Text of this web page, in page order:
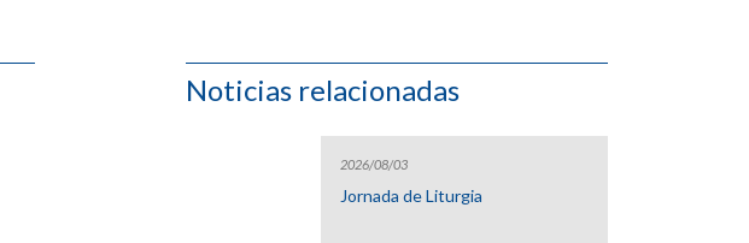
Noticias relacionadas
2026/08/03
Jornada de Liturgia